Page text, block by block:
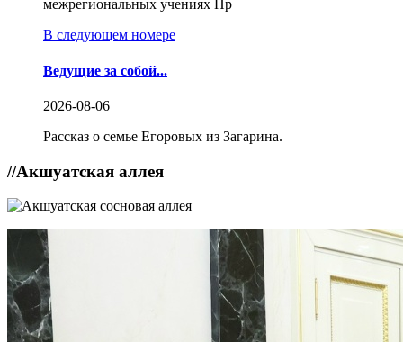
межрегиональных учениях Пр
В следующем номере
Ведущие за собой...
2026-08-06
Рассказ о семье Егоровых из Загарина.
//Акшуатская аллея